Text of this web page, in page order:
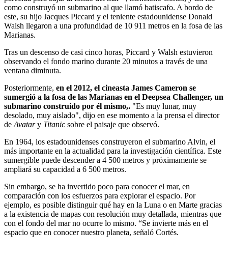
como construyó un submarino al que llamó batiscafo. A bordo de
este, su hijo Jacques Piccard y el teniente estadounidense Donald
Walsh llegaron a una profundidad de 10 911 metros en la fosa de las
Marianas.
Tras un descenso de casi cinco horas, Piccard y Walsh estuvieron
observando el fondo marino durante 20 minutos a través de una
ventana diminuta.
Posteriormente, en el 2012, el cineasta James Cameron se
sumergió a la fosa de las Marianas en el Deepsea Challenger, un
submarino construido por él mismo,. "Es muy lunar, muy
desolado, muy aislado", dijo en ese momento a la prensa el director
de Avatary Titanic sobre el paisaje que observó.
En 1964, los estadounidenses construyeron el submarino Alvin, el
más importante en la actualidad para la investigación científica. Este
sumergible puede descender a 4 500 metros y próximamente se
ampliará su capacidad a 6 500 metros.
Sin embargo, se ha invertido poco para conocer el mar, en
comparación con los esfuerzos para explorar el espacio. Por
ejemplo, es posible distinguir qué hay en la Luna o en Marte gracias
a la existencia de mapas con resolución muy detallada, mientras que
con el fondo del mar no ocurre lo mismo. “Se invierte más en el
espacio que en conocer nuestro planeta, señaló Cortés.